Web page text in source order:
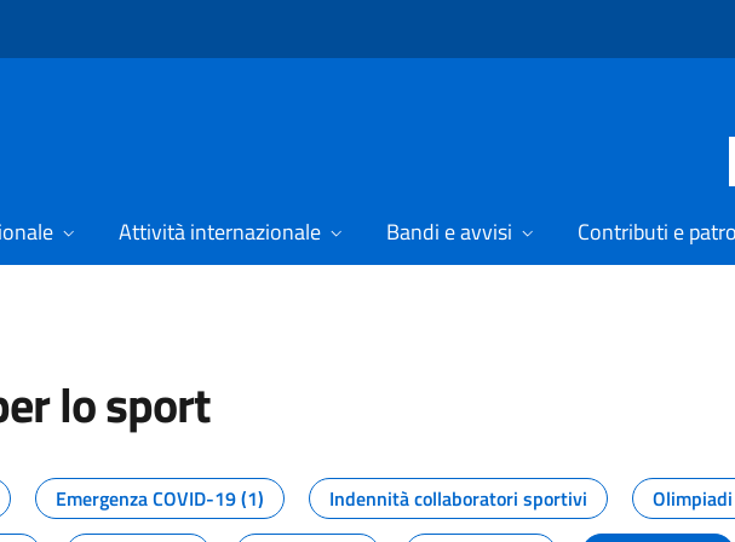
Attività internazionale Bandi e avvisi Contributi e
lo sport
dal Dipartimento per lo sport
Emergenza COVID-19 (1) Indennità collaboratori sportivi